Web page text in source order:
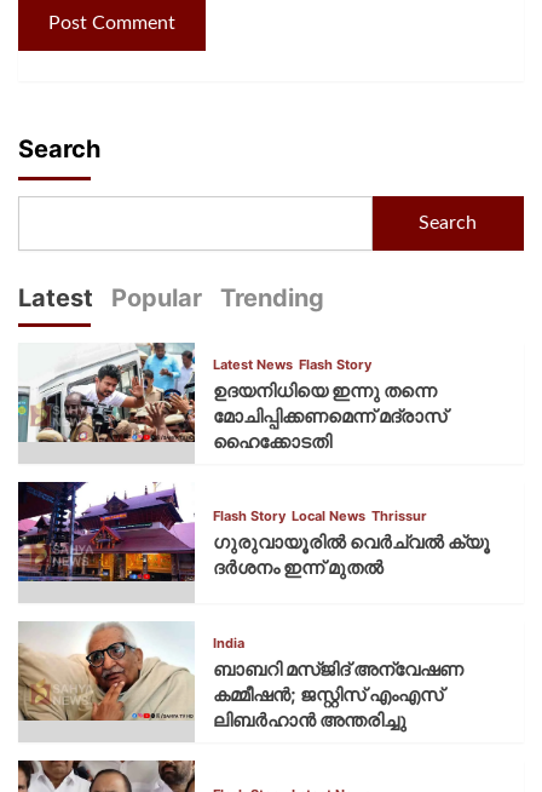
Search
Search
Latest Popular Trending
Latest News Flash Story
ഉദയനിധിയെ ഇന്നു തന്നെ
മോചിപ്പിക്കണമെന്ന് മദ്രാസ്
ഹൈക്കോടതി
Flash Story Local News Thrissur
ഗുരുവായൂരില്‍ വെര്‍ച്വല്‍ ക്യൂ
ദര്‍ശനം ഇന്ന് മുതല്‍
India
ബാബറി മസ്ജിദ് അന്വേഷണ
കമ്മീഷന്‍; ജസ്റ്റിസ് എംഎസ്
ലിബര്‍ഹാന്‍ അന്തരിച്ചു